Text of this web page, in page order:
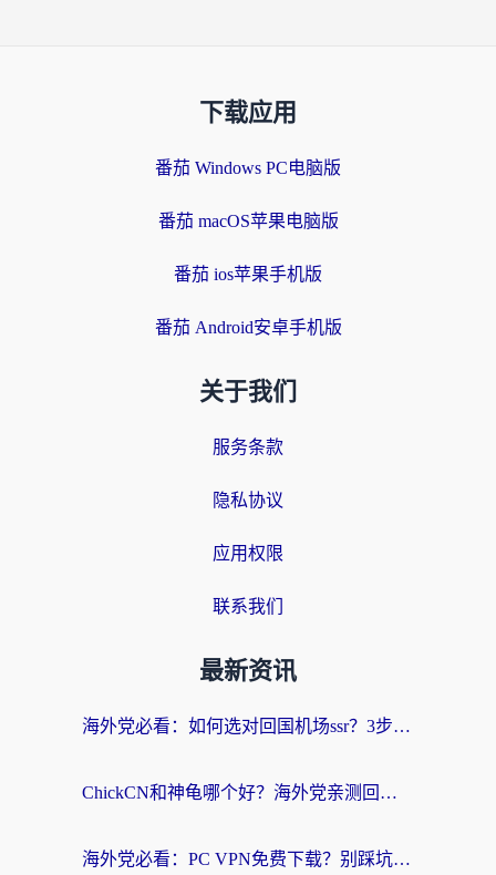
下载应用
番茄 Windows PC电脑版
番茄 macOS苹果电脑版
番茄 ios苹果手机版
番茄 Android安卓手机版
关于我们
服务条款
隐私协议
应用权限
联系我们
最新资讯
海外党必看：如何选对回国机场ssr？3步解决国内资源访问难题
ChickCN和神龟哪个好？海外党亲测回国加速器的实用攻略
海外党必看：PC VPN免费下载？别踩坑！3步选对回国加速器无缝刷国内资源